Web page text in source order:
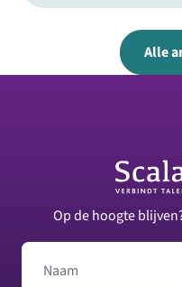
Alle
Op de hoogte
Naam